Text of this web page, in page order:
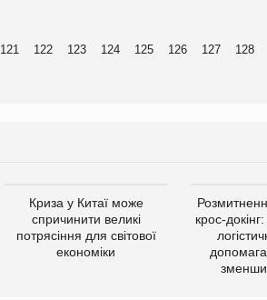
121 122 123 124 125 126 127 128
Криза у Китаї може
спричинити великі
потрясіння для світової
економіки
крос-